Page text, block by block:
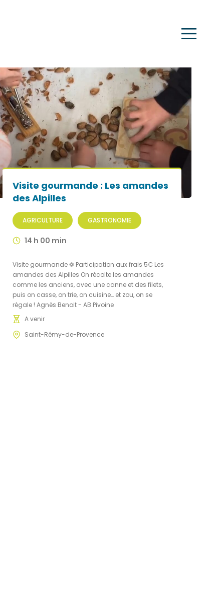
Visite gourmande : Les amandes
des Alpilles
AGRICULTURE GASTRONOMIE
14 h 00 min
Visite gourmande ❁ Participation aux frais 5€ Les
amandes des Alpilles On récolte les amandes
comme les anciens, avec une canne et des filets,
puis on casse, on trie, on cuisine… et zou, on se
régale ! Agnès Benoit - AB Pivoine
A venir
Saint-Rémy-de-Provence